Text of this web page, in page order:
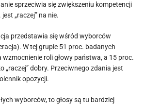
sprzeciwia się zwiększeniu kompetencji
„raczej” na nie.
przedstawia się wśród wyborców
W tej grupie 51 proc. badanych
roli głowy państwa, a 15 proc.
„raczej” dobry. Przeciwnego zdania jest
opozycji.
wyborców, to głosy są tu bardziej